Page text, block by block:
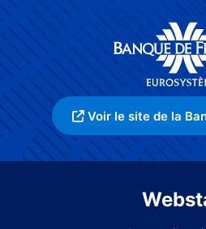
Voir le site de la